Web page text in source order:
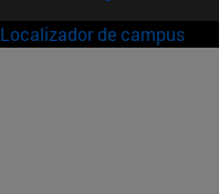
Localizador de campus